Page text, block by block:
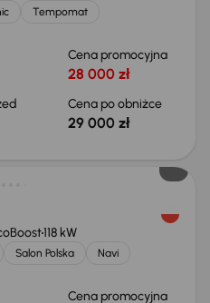
Tempomat
Cena promocyjna
28 000 zł
Cena po obniżce
29 000 zł
118 kW
Salon Polska
Navi
Cena promocyjna